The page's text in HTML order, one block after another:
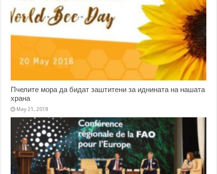
Пчелите мора да бидат заштитени за иднината на нашата
храна
May 21, 2018